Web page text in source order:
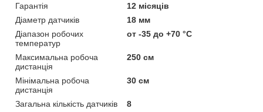
Гарантія
12 місяців
Діаметр датчиків
18 мм
Діапазон робочих
температур
от -35 до +70 °С
Максимальна робоча
дистанція
250 см
Мінімальна робоча
дистанція
30 см
Загальна кількість датчиків
8